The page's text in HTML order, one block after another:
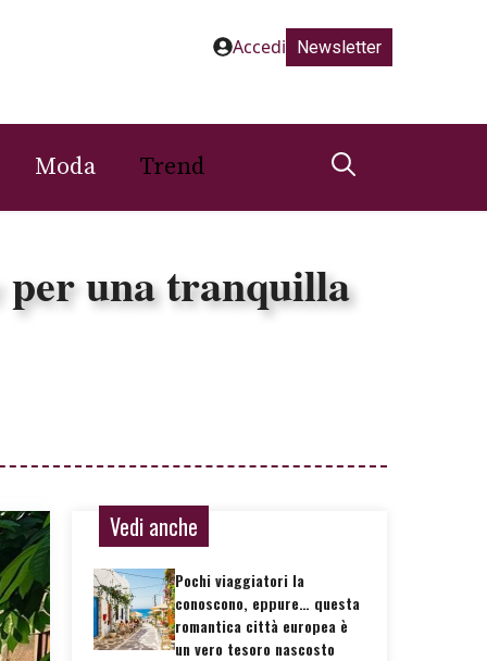
Accedi Newsletter
Moda Trend
per una tranquilla
Vedi anche
Pochi viaggiatori la
conoscono, eppure… questa
romantica città europea è
un vero tesoro nascosto